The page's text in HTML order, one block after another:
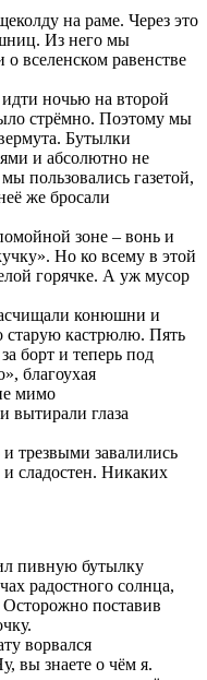
на раме. Через это
Из него мы
вселенском равенстве
ночью на второй
стрёмно. Поэтому мы
Бутылки
и абсолютно не
пользовались газетой,
же бросали
зоне – вонь и
Но ко всему в этой
горячке. А уж мусор
конюшни и
старую кастрюлю. Пять
борт и теперь под
благоухая
мимо
вытирали глаза
трезвыми завалились
сладостен. Никаких
пивную бутылку
радостного солнца,
Осторожно поставив
ворвался
вы знаете о чём я.